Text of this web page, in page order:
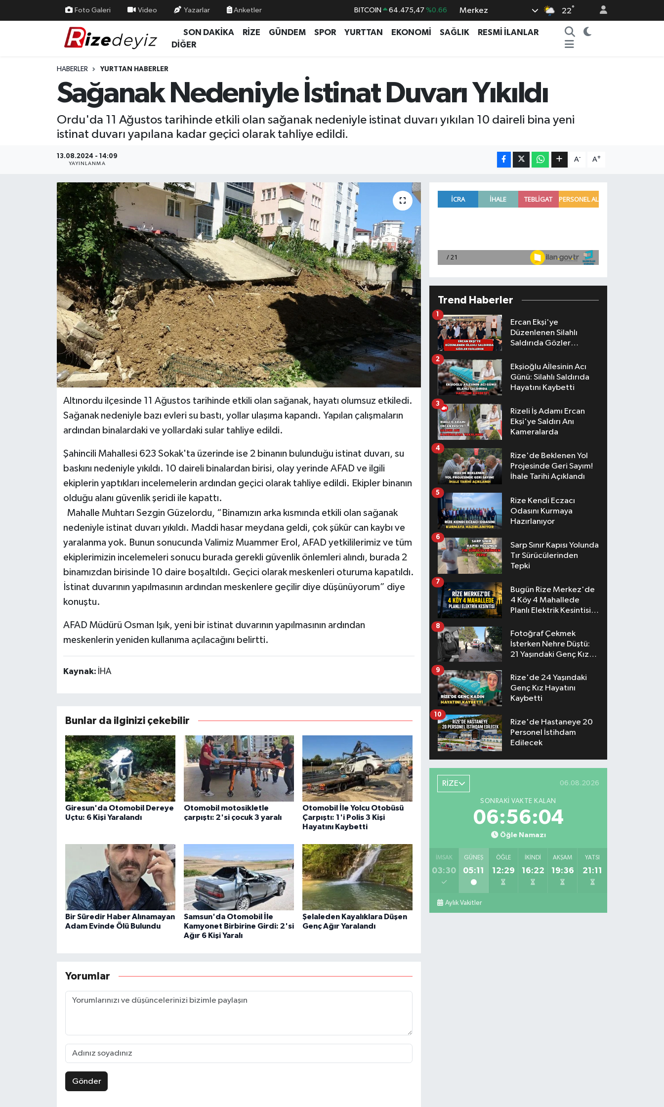
Foto Galeri Video Yazarlar Anketler BITCOIN 64.475,47 %0.66
DOLAR 47,5971 %0.05
GRAM ALTIN 6527.85
BİST100 13.703 %0
Merkez 22°
SON DAKİKA RİZE GÜNDEM SPOR YURTTAN EKONOMİ SAĞLIK
RESMİ İLANLAR
DİĞER
HABERLER YURTTAN HABERLER
Sağanak Nedeniyle İstinat Duvarı Yıkıldı
Ordu'da 11 Ağustos tarihinde etkili olan sağanak nedeniyle istinat duvarı yıkılan 10 daireli bina yeni
istinat duvarı yapılana kadar geçici olarak tahliye edildi.
13.08.2024 - 14:09
YAYINLANMA
A- A+
Altınordu ilçesinde 11 Ağustos tarihinde etkili olan sağanak, hayatı olumsuz etkiledi.
Sağanak nedeniyle bazı evleri su bastı, yollar ulaşıma kapandı. Yapılan çalışmaların
ardından binalardaki ve yollardaki sular tahliye edildi.
Şahincili Mahallesi 623 Sokak'ta üzerinde ise 2 binanın bulunduğu istinat duvarı, su
baskını nedeniyle yıkıldı. 10 daireli binalardan birisi, olay yerinde AFAD ve ilgili
ekiplerin yaptıkları incelemelerin ardından geçici olarak tahliye edildi. Ekipler binanın
olduğu alanı güvenlik şeridi ile kapattı.
Mahalle Muhtarı Sezgin Güzelordu, “Binamızın arka kısmında etkili olan sağanak
nedeniyle istinat duvarı yıkıldı. Maddi hasar meydana geldi, çok şükür can kaybı ve
yaralanma yok. Bunun sonucunda Valimiz Muammer Erol, AFAD yetkililerimiz ve tüm
ekiplerimizin incelemeleri sonucu burada gerekli güvenlik önlemleri alındı, burada 2
binamızdan birisinde 10 daire boşaltıldı. Geçici olarak meskenleri oturuma kapatıldı.
İstinat duvarının yapılmasının ardından meskenlere geçilir diye düşünüyorum” diye
konuştu.
AFAD Müdürü Osman Işık, yeni bir istinat duvarının yapılmasının ardından
meskenlerin yeniden kullanıma açılacağını belirtti.
Kaynak: İHA
Bunlar da ilginizi çekebilir
Giresun'da Otomobil Dereye
Uçtu: 6 Kişi Yaralandı
Otomobil motosikletle
çarpıştı: 2'si çocuk 3 yaralı
Otomobil İle Yolcu Otobüsü
Çarpıştı: 1'i Polis 3 Kişi
Hayatını Kaybetti
Bir Süredir Haber Alınamayan
Adam Evinde Ölü Bulundu
Samsun'da Otomobil İle
Kamyonet Birbirine Girdi: 2'si
Ağır 6 Kişi Yaralı
Şelaleden Kayalıklara Düşen
Genç Ağır Yaralandı
Yorumlar
Gönder
Trend Haberler
Ercan Ekşi'ye
Düzenlenen Silahlı
Saldırıda Gözler
1
Ekşioğlu Aİlesinin Acı
Günü: Silahlı Saldırıda
Hayatını Kaybetti
2
Rizeli İş Adamı Ercan
Ekşi'ye Saldırı Anı
Kameralarda
3
Rize'de Beklenen Yol
Projesinde Geri Sayım!
İhale Tarihi Açıklandı
4
Rize Kendi Eczacı
Odasını Kurmaya
Hazırlanıyor
5
Sarp Sınır Kapısı Yolunda
Tır Sürücülerinden
Tepki
6
Bugün Rize Merkez'de
4 Köy 4 Mahallede
Planlı Elektrik Kesintisi
7
Fotoğraf Çekmek
İsterken Nehre Düştü:
21 Yaşındaki Genç Kız
8
Rize'de 24 Yaşındaki
Genç Kız Hayatını
Kaybetti
9
Rize'de Hastaneye 20
Personel İstihdam
Edilecek
10
RİZE 06.08.2026
SONRAKI VAKTE KALAN
06:56:03
Öğle Namazı
İMSAK
03:30
GÜNEŞ
05:11
ÖĞLE
12:29
İKINDI
16:22
AKŞAM
19:36
YATSI
21:11
Aylık Vakitler
Yurttan Haberler
Teknoloji
Rize Nöbetçi Eczaneler
Rize Trafik Yoğunluk Haritası
Tüm Manşetler
Son Dakika Haberleri
Haber Arşivi